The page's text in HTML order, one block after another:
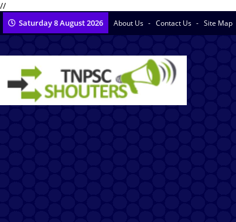
//
Saturday 8 August 2026 About Us Contact Us Site Map